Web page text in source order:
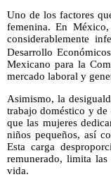
Uno de los factores
femenina. En
considerablemente
Desarrollo
Mexicano para la
mercado laboral y
Asimismo, la
trabajo doméstico y
que las mujeres
niños pequeños, así
Esta carga
remunerado, limita
vida.